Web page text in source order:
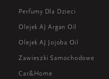
Perfumy Dla Dzieci
Olejek AJ Argan Oil
Olejek AJ Jojoba Oil
Zawieszki Samochodowe
Car&Home